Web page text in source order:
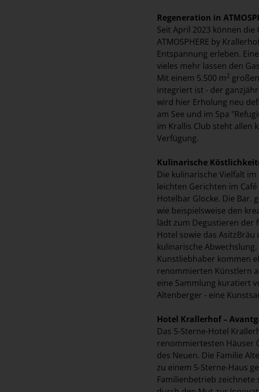
Regeneration in
Seit April 2023 können
ATMOSPHERE by
Entspannung erleben.
vieles mehr lassen den
Mit einem 5.500 m2
integriert ist - der
wird hier Erholung neu
am See und im Spa
im Krallis Club steht allen
Verfügung.
Kulinarische
Die kulinarische Vielfalt
leichten Gerichten im
Hotelbar Glocke. Die Bar.
wie beispielsweise den
lädt zum Degustieren der
Hotel sowie das
kulinarische Abwechslung.
Kunstliebhaber kommen
renommierten Künstlern
eine Sammlung kuratiert
Altenberger - eine
Hotel Krallerhof –
Das 5-Sterne-Hotel
renommiertesten Häuser
des Neuen. Die Familie
zu einem 5-Sterne-Haus
Familienbetrieb